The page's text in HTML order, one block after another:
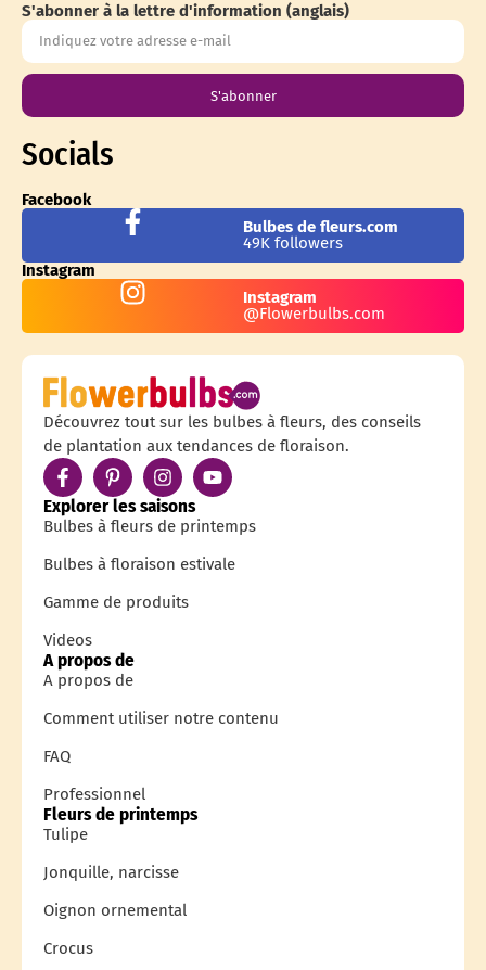
S'abonner à la lettre d'information (anglais)
S'abonner
Socials
Facebook
Bulbes de fleurs.com
49K followers
Instagram
Instagram
@Flowerbulbs.com
Découvrez tout sur les bulbes à fleurs, des conseils
de plantation aux tendances de floraison.
Explorer les saisons
Bulbes à fleurs de printemps
Bulbes à floraison estivale
Gamme de produits
Videos
A propos de
A propos de
Comment utiliser notre contenu
FAQ
Professionnel
Fleurs de printemps
Tulipe
Jonquille, narcisse
Oignon ornemental
Crocus